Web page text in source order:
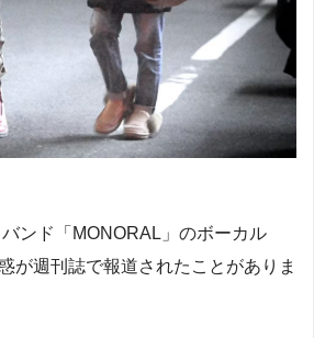
ンド「MONORAL」のボーカル
が週刊誌で報道されたことがありま